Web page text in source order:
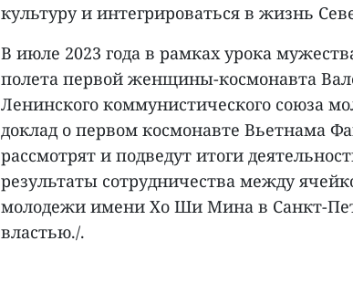
культуру и интегрироваться в жизнь
В июле 2023 года в рамках урока
полета первой женщины-космонавта
Ленинского коммунистического союза
доклад о первом космонавте Вьетнама
рассмотрят и подведут итоги
результаты сотрудничества между
молодежи имени Хо Ши Мина в Санкт-
властью./.